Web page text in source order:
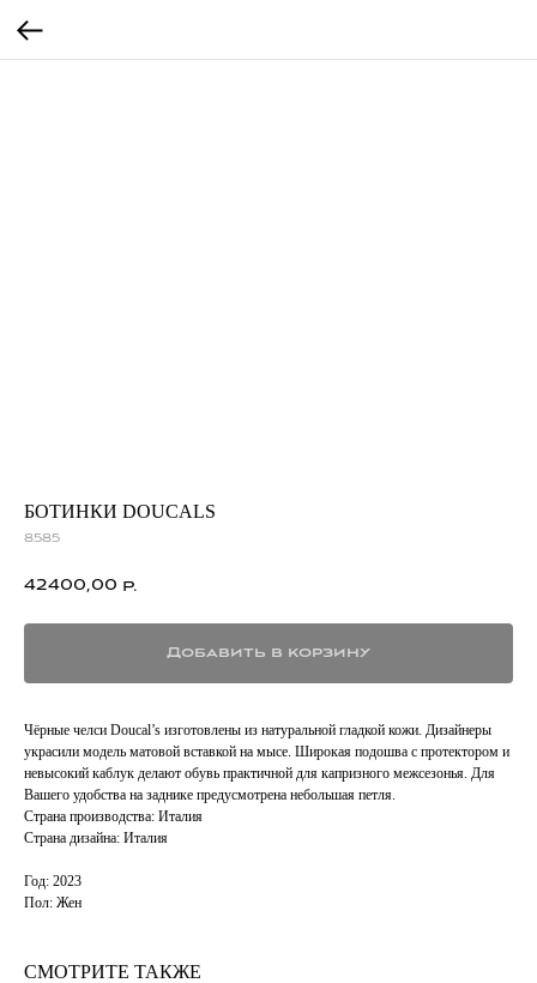
БОТИНКИ DOUCALS
8585
42400,00 р.
Добавить в корзину
Чёрные челси Doucal’s изготовлены из натуральной гладкой кожи. Дизайнеры
украсили модель матовой вставкой на мысе. Широкая подошва с протектором и
невысокий каблук делают обувь практичной для капризного межсезонья. Для
Вашего удобства на заднике предусмотрена небольшая петля.
Страна производства: Италия
Страна дизайна: Италия
Год: 2023
Пол: Жен
СМОТРИТЕ ТАКЖЕ